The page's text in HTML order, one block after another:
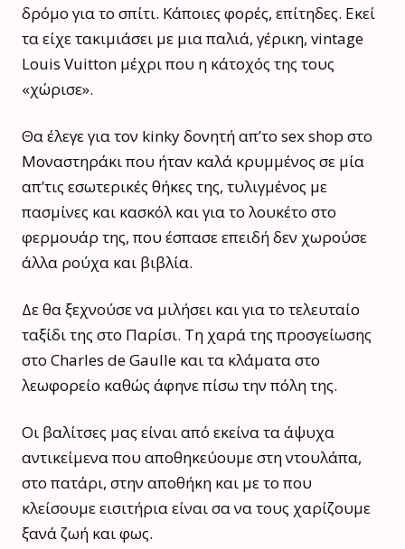
δρόμο για το σπίτι. Κάποιες φορές, επίτηδες. Εκεί
τα είχε τακιμιάσει με μια παλιά, γέρικη, vintage
Louis Vuitton μέχρι που η κάτοχός της τους
«χώρισε».
Θα έλεγε για τον kinky δονητή απ’το sex shop στο
Μοναστηράκι που ήταν καλά κρυμμένος σε μία
απ’τις εσωτερικές θήκες της, τυλιγμένος με
πασμίνες και κασκόλ και για το λουκέτο στο
φερμουάρ της, που έσπασε επειδή δεν χωρούσε
άλλα ρούχα και βιβλία.
Δε θα ξεχνούσε να μιλήσει και για το τελευταίο
ταξίδι της στο Παρίσι. Τη χαρά της προσγείωσης
στο Charles de Gaulle και τα κλάματα στο
λεωφορείο καθώς άφηνε πίσω την πόλη της.
Οι βαλίτσες μας είναι από εκείνα τα άψυχα
αντικείμενα που αποθηκεύουμε στη ντουλάπα,
στο πατάρι, στην αποθήκη και με το που
κλείσουμε εισιτήρια είναι σα να τους χαρίζουμε
ξανά ζωή και φως.